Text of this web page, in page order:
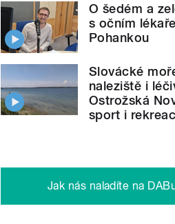
O šedém a
s očním
Pohankou
Slovácké
naleziště i
Ostrožská
sport i
Jak nás naladíte na